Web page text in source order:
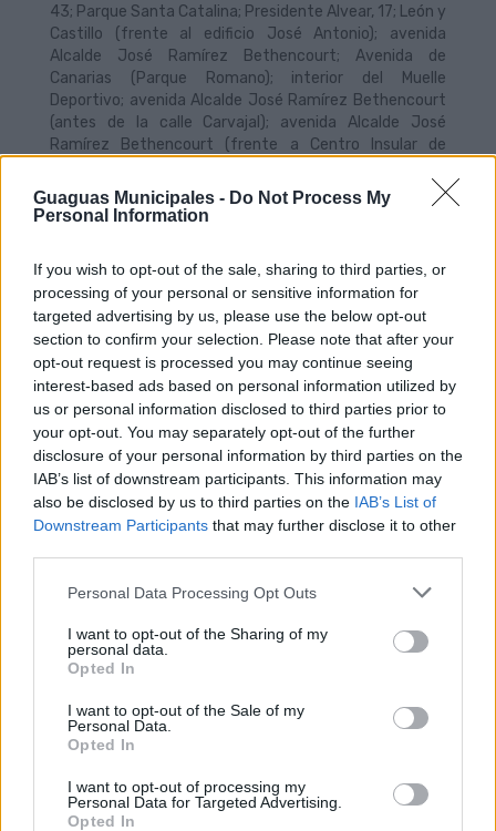
Guaguas Municipales - Do Not Process My
Personal Information
If you wish to opt-out of the sale, sharing to third parties, or
processing of your personal or sensitive information for
targeted advertising by us, please use the below opt-out
section to confirm your selection. Please note that after your
opt-out request is processed you may continue seeing
interest-based ads based on personal information utilized by
us or personal information disclosed to third parties prior to
your opt-out. You may separately opt-out of the further
disclosure of your personal information by third parties on the
IAB’s list of downstream participants. This information may
also be disclosed by us to third parties on the IAB’s List of
Downstream Participants that may further disclose it to other
Personal Data Processing Opt Outs
I want to opt-out of the Sharing of my
personal data.
Opted In
I want to opt-out of the Sale of my
Personal Data.
Opted In
I want to opt-out of processing my
Personal Data for Targeted Advertising.
Opted In
43; Parque Santa Catalina; Presidente Alvear, 17; León y
Castillo (frente al edificio José Antonio); avenida
Alcalde José Ramírez Bethencourt; Avenida de
Canarias (Parque Romano); interior del Muelle
Deportivo; avenida Alcalde José Ramírez Bethencourt
(antes de la calle Carvajal); avenida Alcalde José
Ramírez Bethencourt (frente a Centro Insular de
de San Telmo); avenida Alcalde Díaz Saavedra Navarro
(plaza de Santa Isabel), calle Alicante (frente al centro
avenida Marítima del Sur (Escuela de Arte y Superior de
Diseño Gran Canaria); Hoya de la Plata y playa de la Laja
(Tritón).
El servicio seguirá la pega desde el litoral realizando
diversas paradas para que los aficionados al deporte
vernáculo puedan descender del vehículo y seguir el
recorrido de los botes. El itinerario del servicio especial
de Vela Latina finalizará en la avenida Juan XXIII, lugar
próximo a donde concluye la prueba y los botes tienen
su sede.
Guaguas Municipales activa la
prueba piloto para el acceso a sus
vehículos de scooters para
personas con discapacidad